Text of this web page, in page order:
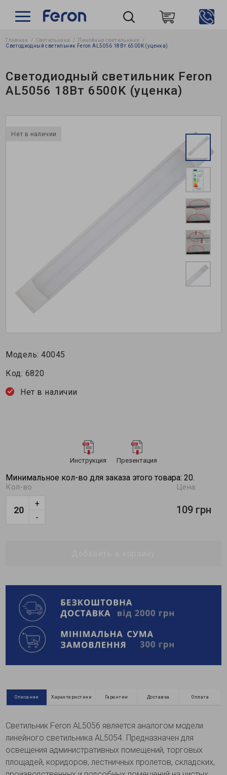
Главная Светильники
Линейные светильники
Светодиодный светильник Feron AL5056 18Вт 6500K (уценка)
Светодиодный светильник Feron
AL5056 18Вт 6500K (уценка)
Нет в наличии
Модель:40045
Код: 6820
Нет в наличии
Инструкция Презентация
Минимальное кол-во для заказа этого товара: 20.
Кол-во
-
+
Цена:
109 грн
Описание Характеристики Гарантии Доставка Оплата
Светильник Feron АL5056 является аналогом модели
линейного светильника АL5054. Предназначен для
освещения административных помещений, торговых
площадей, коридоров, лестничных пролетов, складских,